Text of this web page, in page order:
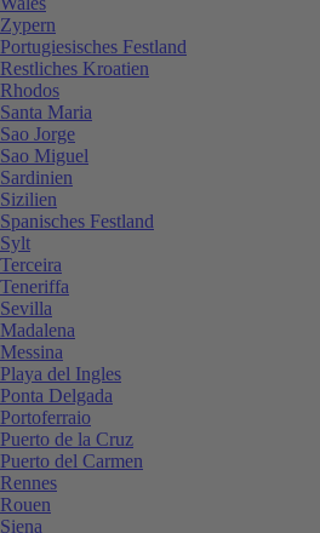
Zypern
Portugiesisches Festland
Restliches Kroatien
Rhodos
Santa Maria
Sao Jorge
Sao Miguel
Sardinien
Sizilien
Spanisches Festland
Sylt
Terceira
Teneriffa
Sevilla
Madalena
Messina
Playa del Ingles
Ponta Delgada
Portoferraio
Puerto de la Cruz
Puerto del Carmen
Rennes
Rouen
Siena